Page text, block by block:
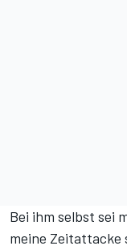
Bei ihm selbst sei
meine Zeitattacke